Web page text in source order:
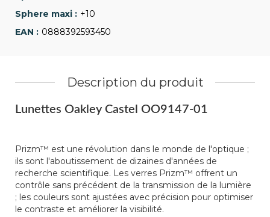
+10
0888392593450
Description du produit
Lunettes Oakley Castel OO9147-01
Prizm™ est une révolution dans le monde de l'optique ;
ils sont l'aboutissement de dizaines d'années de
recherche scientifique. Les verres Prizm™ offrent un
contrôle sans précédent de la transmission de la lumière
; les couleurs sont ajustées avec précision pour optimiser
le contraste et améliorer la visibilité.